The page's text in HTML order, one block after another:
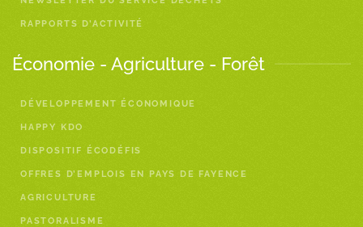
RAPPORTS D’ACTIVITÉ
Économie - Agriculture - Forêt
DÉVELOPPEMENT ÉCONOMIQUE
HAPPY KDO
DISPOSITIF ÉCODÉFIS
OFFRES D’EMPLOIS EN PAYS DE FAYENCE
AGRICULTURE
PASTORALISME